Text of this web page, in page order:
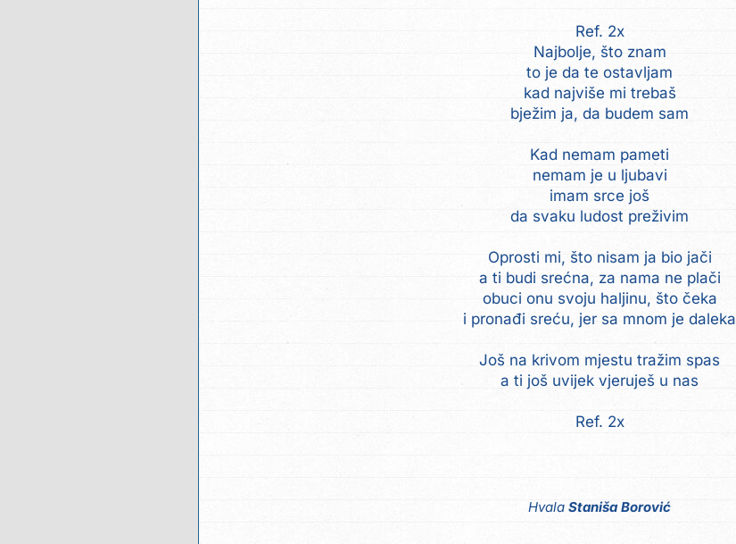
Ref. 2x
Najbolje, što znam
to je da te ostavljam
kad najviše mi trebaš
bježim ja, da budem sam
Kad nemam pameti
nemam je u ljubavi
imam srce još
da svaku ludost preživim
Oprosti mi, što nisam ja bio jači
a ti budi srećna, za nama ne plači
obuci onu svoju haljinu, što čeka
i pronađi sreću, jer sa mnom je daleka
Još na krivom mjestu tražim spas
a ti još uvijek vjeruješ u nas
Ref. 2x
Hvala Staniša Borović